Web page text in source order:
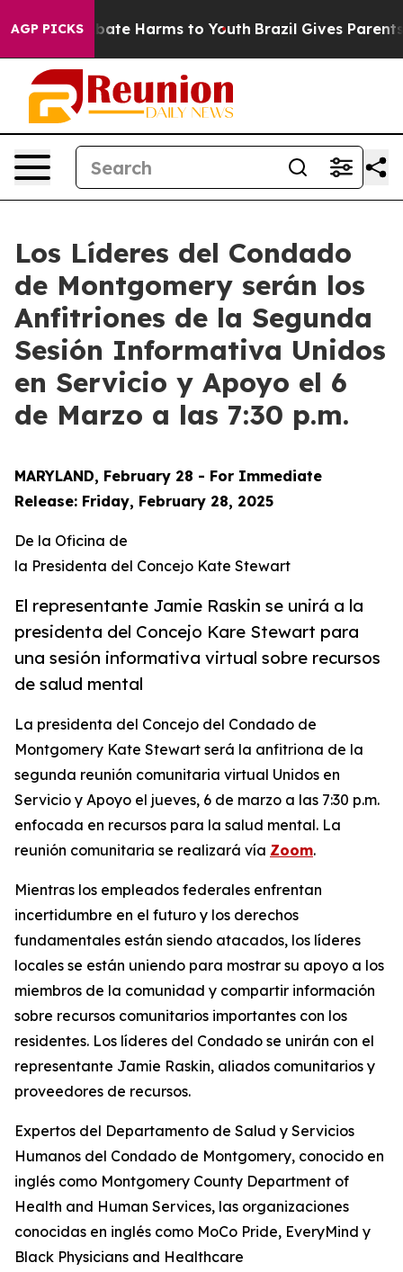
AGP PICKS
to Abate Harms to Youth Brazil Gives Parents
Los Líderes del Condado
de Montgomery serán los
Anfitriones de la Segunda
Sesión Informativa Unidos
en Servicio y Apoyo el 6
de Marzo a las 7:30 p.m.
MARYLAND, February 28 - For Immediate
Release: Friday, February 28, 2025
De la Oficina de
la Presidenta del Concejo Kate Stewart
El representante Jamie Raskin se unirá a la
presidenta del Concejo Kare Stewart para
una sesión informativa virtual sobre recursos
de salud mental
La presidenta del Concejo del Condado de
Montgomery Kate Stewart será la anfitriona de la
segunda reunión comunitaria virtual Unidos en
Servicio y Apoyo el jueves, 6 de marzo a las 7:30 p.m.
enfocada en recursos para la salud mental. La
reunión comunitaria se realizará vía Zoom.
Mientras los empleados federales enfrentan
incertidumbre en el futuro y los derechos
fundamentales están siendo atacados, los líderes
locales se están uniendo para mostrar su apoyo a los
miembros de la comunidad y compartir información
sobre recursos comunitarios importantes con los
residentes. Los líderes del Condado se unirán con el
representante Jamie Raskin, aliados comunitarios y
proveedores de recursos.
Expertos del Departamento de Salud y Servicios
Humanos del Condado de Montgomery, conocido en
inglés como Montgomery County Department of
Health and Human Services, las organizaciones
conocidas en inglés como MoCo Pride, EveryMind y
Black Physicians and Healthcare